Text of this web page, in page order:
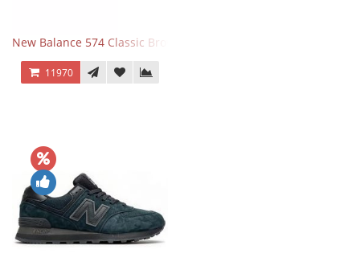
New Balance 574 Classic Brown White
11970